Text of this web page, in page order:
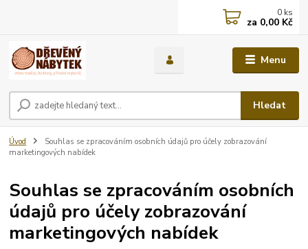
Menu
Hledat
0 ks
za 0,00 Kč
Úvod
Souhlas se zpracováním osobních údajů pro účely zobrazování
marketingových nabídek
Souhlas se zpracováním osobních
údajů pro účely zobrazování
marketingových nabídek